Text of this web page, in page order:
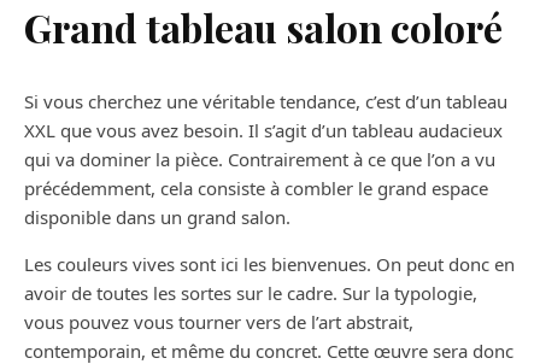
Grand tableau salon coloré
Si vous cherchez une véritable tendance, c’est d’un tableau
XXL que vous avez besoin. Il s’agit d’un tableau audacieux
qui va dominer la pièce. Contrairement à ce que l’on a vu
précédemment, cela consiste à combler le grand espace
disponible dans un grand salon.
Les couleurs vives sont ici les bienvenues. On peut donc en
avoir de toutes les sortes sur le cadre. Sur la typologie,
vous pouvez vous tourner vers de l’art abstrait,
contemporain, et même du concret. Cette œuvre sera donc